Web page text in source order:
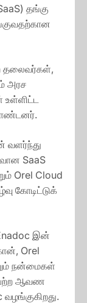
தங்கு
தலைவர்கள்,
அரச
வளர்ந்து
SaaS
Orel Cloud
கோடிட்டுக்
இன்
Orel
நன்மைகள்
ஆவண